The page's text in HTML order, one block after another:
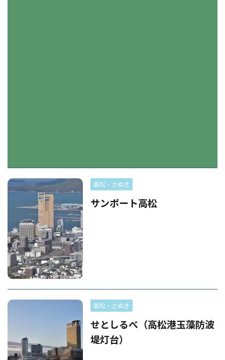
高松・さぬき
サンポート高松
高松・さぬき
せとしるべ（高松港玉藻防波
堤灯台）